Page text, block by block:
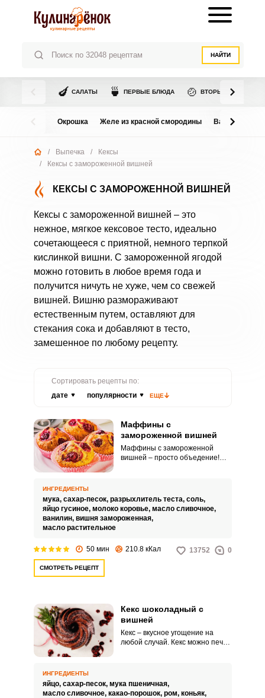
НАЙТИ
🍆 САЛАТЫ 🍵 ПЕРВЫЕ БЛЮДА 🍲 ВТОРЫЕ БЛЮДА
Окрошка Желе из красной смородины Варенье из
/ Выпечка /
Кексы
/
Кексы с замороженной вишней
КЕКСЫ С ЗАМОРОЖЕННОЙ ВИШНЕЙ
Кексы с замороженной вишней – это
нежное, мягкое кексовое тесто, идеально
сочетающееся с приятной, немного терпкой
кислинкой вишни. С замороженной ягодой
можно готовить в любое время года и
получится ничуть не хуже, чем со свежей
вишней. Вишню размораживают
естественным путем, оставляют для
стекания сока и добавляют в тесто,
замешенное по любому рецепту.
Сортировать рецепты по:
дате
популярности ЕЩЕ
Маффины с
замороженной вишней
Маффины с замороженной
вишней – просто объедение!
портится.
ИНГРЕДИЕНТЫ
мука, сахар-песок, разрыхлитель теста, соль,
яйцо гусиное, молоко коровье, масло сливочное,
ванилин, вишня замороженная,
масло растительное
50 мин 210.8 кКал 13752 0
СМОТРЕТЬ РЕЦЕПТ
Кекс шоколадный с
вишней
Кекс – вкусное угощение на
любой случай. Кекс можно печь в
ИНГРЕДИЕНТЫ
яйцо, сахар-песок, мука пшеничная,
масло сливочное, какао-порошок, ром, коньяк,